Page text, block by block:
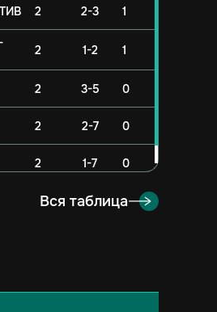
2 2-3 1
2 1-2 1
2 3-5 0
2 2-7 0
2 1-7 0
Вся таблица